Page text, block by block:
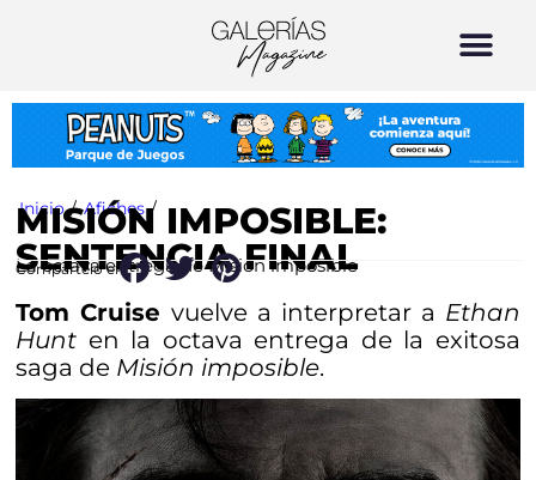
Inicio / Afiches /
MISIÓN IMPOSIBLE:
SENTENCIA FINAL
La octava entrega de Misión imposible
Compártelo en:
Tom Cruisevuelve a interpretar a Ethan
Hunt en la octava entrega de la exitosa
saga de Misión imposible.